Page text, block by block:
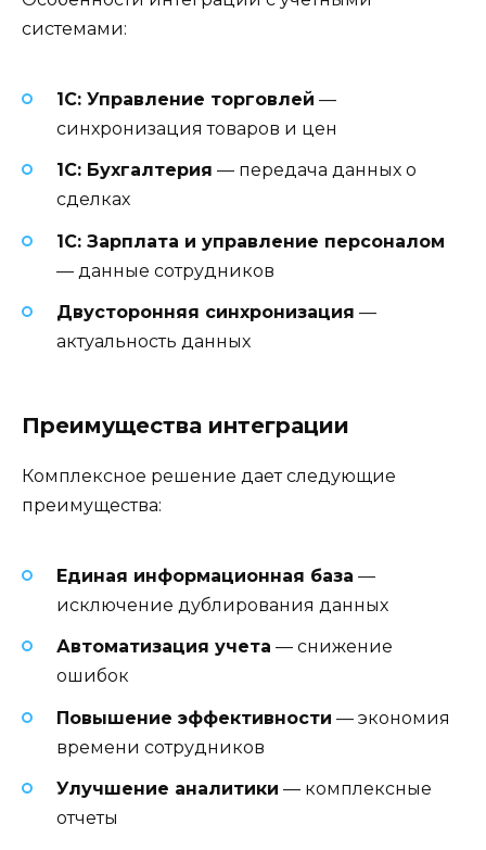
системами:
1С: Управление торговлей —
синхронизация товаров и цен
1С: Бухгалтерия — передача данных о
сделках
1С: Зарплата и управление персоналом
— данные сотрудников
Двусторонняя синхронизация —
актуальность данных
Преимущества интеграции
Комплексное решение дает следующие
преимущества:
Единая информационная база —
исключение дублирования данных
Автоматизация учета — снижение
ошибок
Повышение эффективности — экономия
времени сотрудников
Улучшение аналитики — комплексные
отчеты